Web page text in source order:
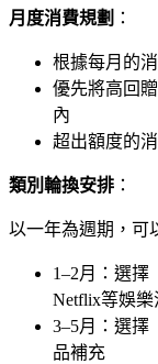
月度消費規劃 ：
根據每月的
優先將高回
內
超出額度的
類別輪換安排 ：
以一年為週期，可
1–2月：選擇
Netflix等娛樂
3–5月：選擇
品補充